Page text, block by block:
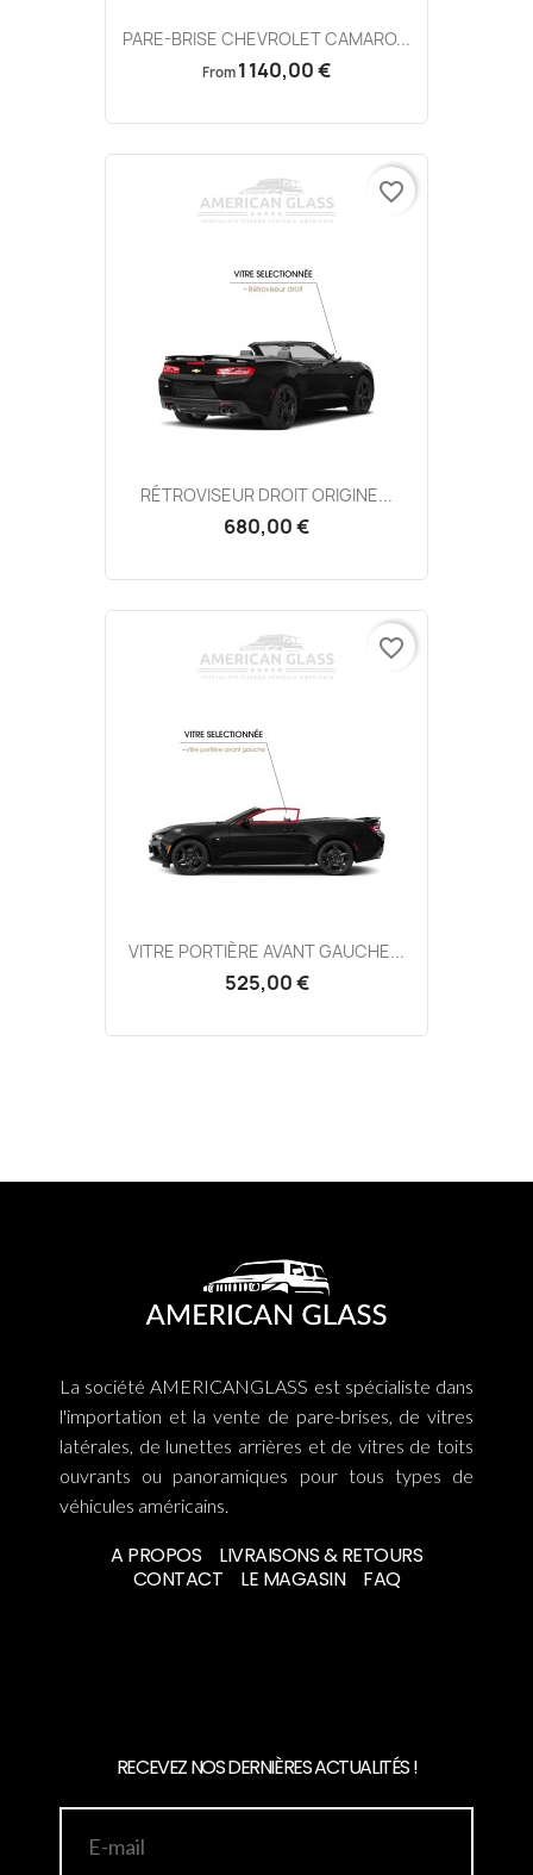
PARE-BRISE CHEVROLET CAMARO...
From 1 140,00 €
RÉTROVISEUR DROIT ORIGINE...
680,00 €
favorite_border
VITRE PORTIÈRE AVANT GAUCHE...
525,00 €
favorite_border
La société AMERICANGLASS est spécialiste dans
l'importation et la vente de pare-brises, de vitres
latérales, de lunettes arrières et de vitres de toits
ouvrants ou panoramiques pour tous types de
véhicules américains.
A PROPOS
LIVRAISONS & RETOURS
CONTACT
LE MAGASIN FAQ
RECEVEZ NOS DERNIÈRES ACTUALITÉS !